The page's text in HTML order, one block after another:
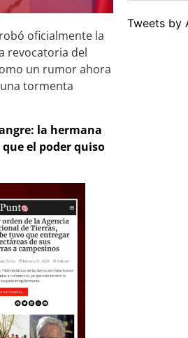
oficialmente la
revocatoria del
un rumor ahora
tormenta
la hermana
el poder quiso
Tweets by